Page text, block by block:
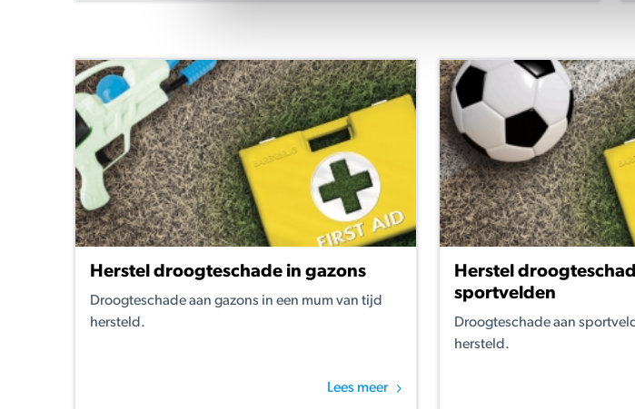
Herstel droogteschade in gazons
Droogteschade aan gazons in een mum van tijd
hersteld.
Lees meer
Herstel
sportvelden
Droogteschade aan
hersteld.